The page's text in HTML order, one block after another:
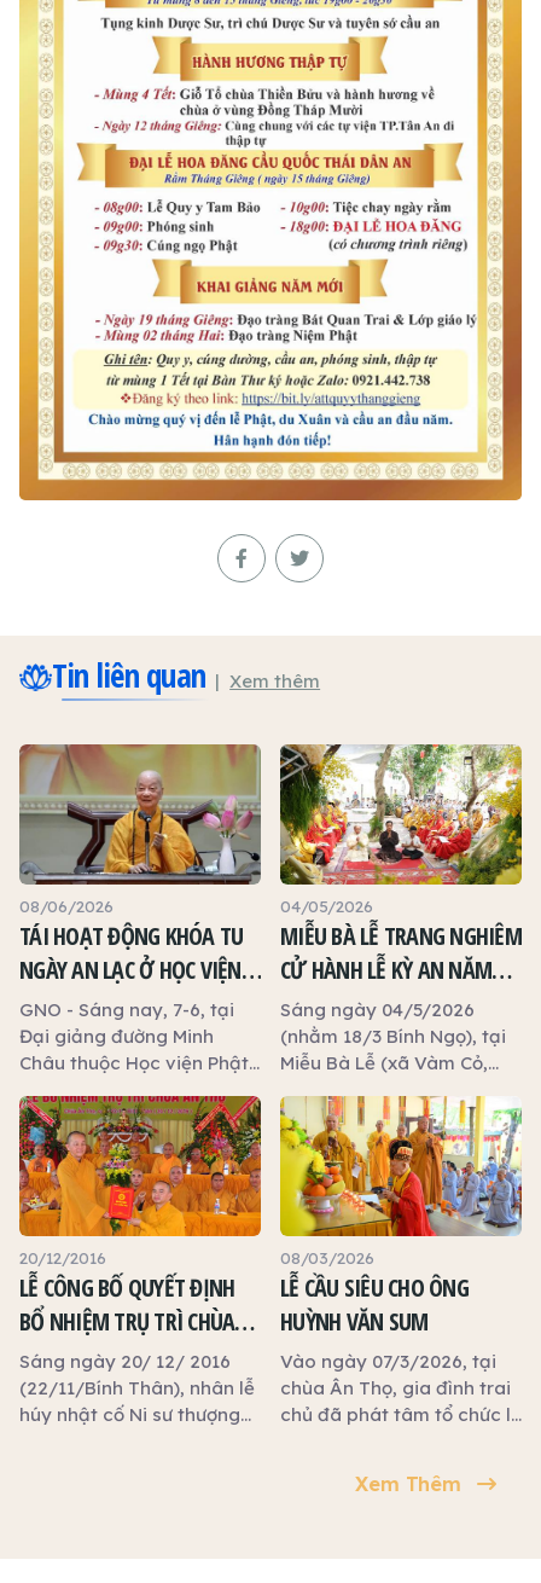
Tin liên quan Xem thêm
08/06/2026
TÁI HOẠT ĐỘNG KHÓA TU
NGÀY AN LẠC Ở HỌC VIỆN
PHẬT GIÁO VN TẠI TP.HCM:
ĐỨC PHÁP CHỦ GHPGVN
QUANG LÂM KHAI THỊ
GNO - Sáng nay, 7-6, tại
Đại giảng đường Minh
Châu thuộc Học viện Phật
II, xã Bình Lợi), Đại lão
Hòa thượng Thích Trí
Quảng, Pháp chủ
GHPGVN, Viện trưởng Học
viện đã quang lâm ban
đạo từ khai pháp khóa tu
Ngày an lạc tái hoạt động
từ mùa An cư kiết hạ Phật
lịch 2570, năm 2026.
04/05/2026
MIỄU BÀ LỄ TRANG NGHIÊM
CỬ HÀNH LỄ KỲ AN NĂM
2026
Sáng ngày 04/5/2026
(nhằm 18/3 Bính Ngọ), tại
Miễu Bà Lễ (xã Vàm Cỏ,
Kỳ an được trang nghiêm
cử hành trong khuôn khổ lễ
cúng hằng năm.
20/12/2016
LỄ CÔNG BỐ QUYẾT ĐỊNH
BỔ NHIỆM TRỤ TRÌ CHÙA
ÂN THỌ ĐỐI VỚI ĐẠI ĐỨC
THÍCH LỆ NGÔN
Sáng ngày 20/ 12/ 2016
(22/11/Bính Thân), nhân lễ
húy nhật cố Ni sư thượng
08/03/2026
LỄ CẦU SIÊU CHO ÔNG
HUỲNH VĂN SUM
Vào ngày 07/3/2026, tại
chùa Ân Thọ, gia đình trai
chủ đã phát tâm tổ chức lễ
Sum, hưởng thọ 78 tuổi;
Xem Thêm